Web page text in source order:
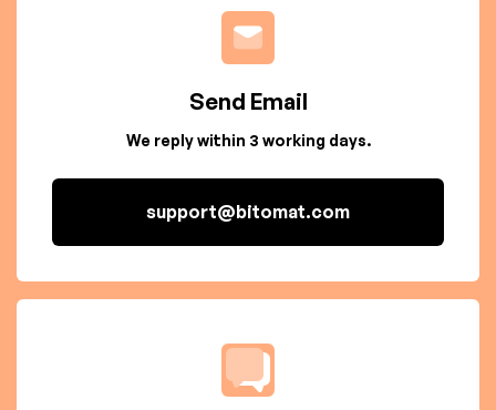
Send Email
We reply within 3 working days.
support@bitomat.com